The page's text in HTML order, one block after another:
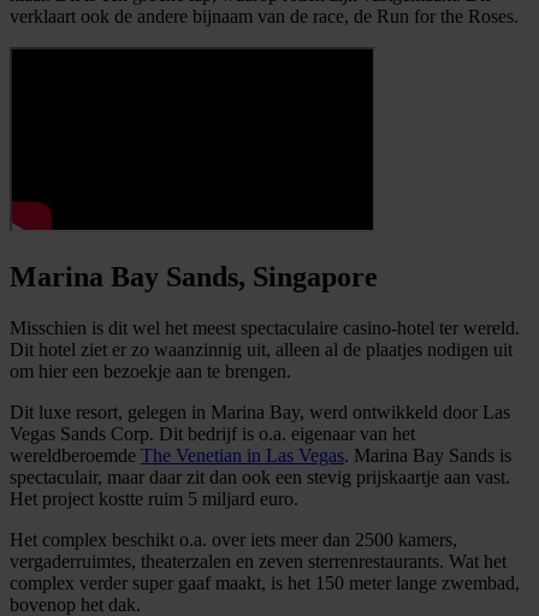
verklaart ook de andere bijnaam van de race, de Run for the Roses.
Marina Bay Sands, Singapore
Misschien is dit wel het meest spectaculaire casino-hotel ter wereld.
Dit hotel ziet er zo waanzinnig uit, alleen al de plaatjes nodigen uit
om hier een bezoekje aan te brengen.
Dit luxe resort, gelegen in Marina Bay, werd ontwikkeld door Las
Vegas Sands Corp. Dit bedrijf is o.a. eigenaar van het
wereldberoemde The Venetian in Las Vegas. Marina Bay Sands is
spectaculair, maar daar zit dan ook een stevig prijskaartje aan vast.
Het project kostte ruim 5 miljard euro.
Het complex beschikt o.a. over iets meer dan 2500 kamers,
vergaderruimtes, theaterzalen en zeven sterrenrestaurants. Wat het
complex verder super gaaf maakt, is het 150 meter lange zwembad,
bovenop het dak.